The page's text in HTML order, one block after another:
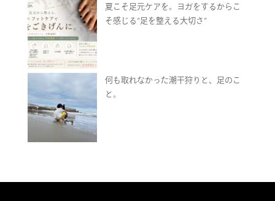
夏こそ足元ケアを。ヨガをするからこ
そ感じる“足を整える大切さ”
何も取れなかった潮干狩りと、足のこ
と。